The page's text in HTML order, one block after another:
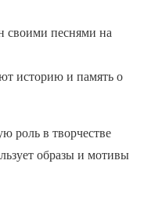
своими песнями на
историю и память о
роль в творчестве
образы и мотивы